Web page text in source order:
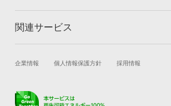
トップ
取付店舗を検索 ランキング
関連サービス
試乗・商談 新車購入
キズ修理予約
企業情報 個人情報保護方針 採用情報